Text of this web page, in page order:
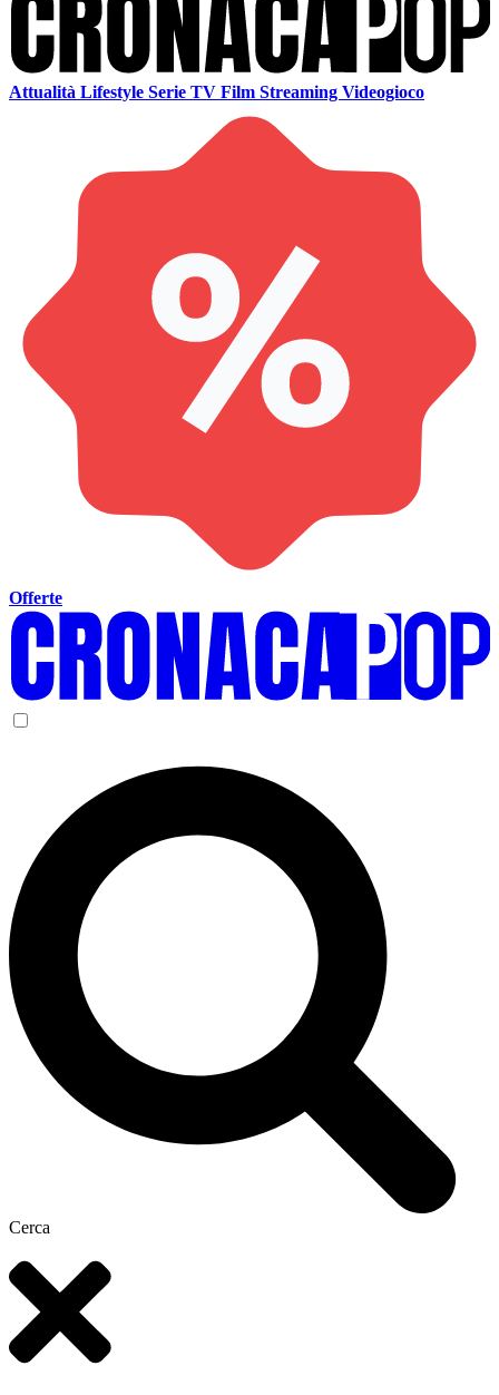
Attualità Lifestyle Serie TV Film Streaming Videogioco
Offerte
Cerca